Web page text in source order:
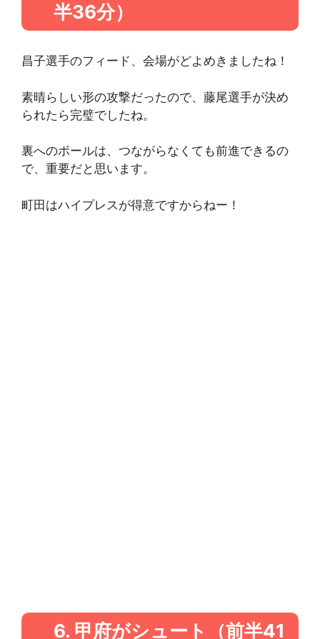
半36分）
昌子選手のフィード、会場がどよめきましたね！
素晴らしい形の攻撃だったので、藤尾選手が決め
られたら完璧でしたね。
裏へのボールは、つながらなくても前進できるの
で、重要だと思います。
町田はハイプレスが得意ですからねー！
6. 甲府がシュート（前半41